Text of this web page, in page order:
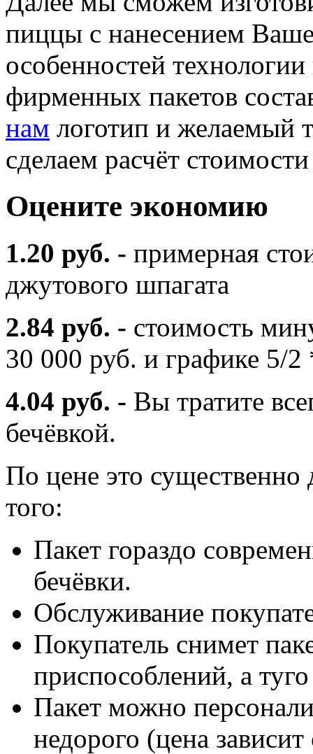
пиццы с нанесением
особенностей
фирменных пакетов
нам логотип и желаемый
сделаем расчёт
Оцените экономию
1.20 руб. - примерная
джутового шпагата
2.84 руб. - стоимость
30 000 руб. и графике 5/
4.04 руб. - Вы тратите
бечёвкой.
По цене это
того:
Пакет гораздо
бечёвки.
Обслуживание
Покупатель снимет
приспособлений, а
Пакет можно
недорого (цена